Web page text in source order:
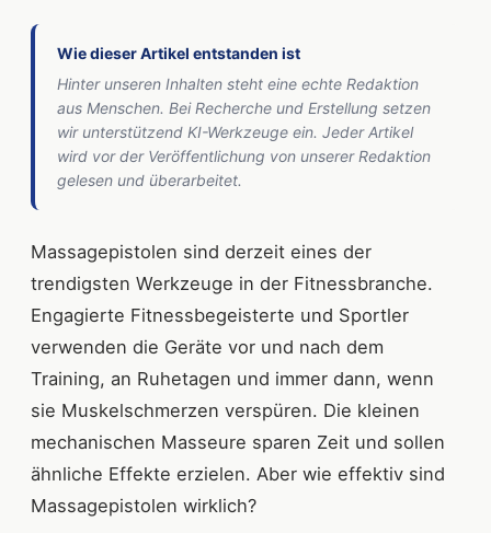
Wie dieser Artikel entstanden ist
Hinter unseren Inhalten steht eine echte Redaktion
aus Menschen. Bei Recherche und Erstellung setzen
wir unterstützend KI-Werkzeuge ein. Jeder Artikel
wird vor der Veröffentlichung von unserer Redaktion
gelesen und überarbeitet.
Massagepistolen sind derzeit eines der
trendigsten Werkzeuge in der Fitnessbranche.
Engagierte Fitnessbegeisterte und Sportler
verwenden die Geräte vor und nach dem
Training, an Ruhetagen und immer dann, wenn
sie Muskelschmerzen verspüren. Die kleinen
mechanischen Masseure sparen Zeit und sollen
ähnliche Effekte erzielen. Aber wie effektiv sind
Massagepistolen wirklich?